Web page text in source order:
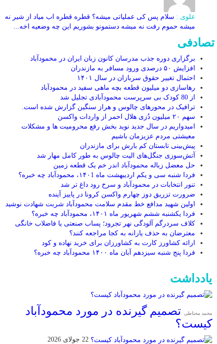
علوی : سلام پس کی عملیاتی میشه؟ قطره قطره اب میاد از شیر نه
میشه حموم رفت نه میشه دستمونو بشوریم این چه وضعیه اخه...
تصادفی
برگزاری دوره جذب مدرسان کانون زبان ایران در محمودآباد
افزایش ۵۰ درصدی ورود مسافر به مازندران
احتمال تغییر حقوق سربازان در سال ۱۴۰۱
رهاسازی دو میلیون قطعه بچه ماهی سفید در محمودآباد
از 80 کودک بی سرپرست محمودآبادی تجلیل شد
ترافیک در محور‌های چالوس و هراز سنگین گزارش شده است.
سهم ۲۰ میلیون دُزی هلال احمر از واردات واکسن
امیدواریم در سال جدید نوید بخش رفع محرومیت ها و مشکلات
معیشتی مردم عزیزمان باشیم
پیش‌بینی تابستان کم بارش برای مازندران
آتش‌سوزی جنگل‌های الیت چالوس به طور کامل مهار شد
حل معضل زباله محمودآباد اندر خم یک قطعه زمین
فردا شنبه سی و یکم اردیبهشت ماه ۱۴۰1، محمودآباد چه خبره؟
تنور انتخابات در محمودآباد و سرخ رود داغ تر شد
ضرورت تزریق دوز چهارم واکسن کرونا در پاییز آینده
اولین شهید مدافع خط مقدم سلامت محمودآباد شربت شهادت نوشید
فردا یکشنبه ششم شهریور ماه ۱۴۰۱، محمودآباد چه خبره؟
کلاف سردرگم آلودگی نهر تجرود؛ پساب صنعتی یا فاضلاب خانگی
معترضان به حذف یارانه به کجا مراجعه کنند؟
ارائه کشاورز کارت به کشاورزان برای خرید نهاده و کود
فردا پنج شنبه سیزدهم آبان ماه ۱۴۰۰ محمودآباد چه خبره؟
یادداشت
محمد محتاطی
تصمیم گیرنده در مورد محمودآباد
کیست؟
22 جولای 2026